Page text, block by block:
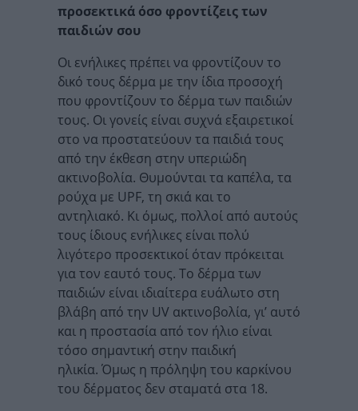
προσεκτικά όσο φροντίζεις των
παιδιών σου
Οι ενήλικες πρέπει να φροντίζουν το
δικό τους δέρμα με την ίδια προσοχή
που φροντίζουν το δέρμα των παιδιών
τους. Οι γονείς είναι συχνά εξαιρετικοί
στο να προστατεύουν τα παιδιά τους
από την έκθεση στην υπεριώδη
ακτινοβολία. Θυμούνται τα καπέλα, τα
ρούχα με UPF, τη σκιά και το
αντηλιακό. Κι όμως, πολλοί από αυτούς
τους ίδιους ενήλικες είναι πολύ
λιγότερο προσεκτικοί όταν πρόκειται
για τον εαυτό τους. Το δέρμα των
παιδιών είναι ιδιαίτερα ευάλωτο στη
βλάβη από την UV ακτινοβολία, γι’ αυτό
και η προστασία από τον ήλιο είναι
τόσο σημαντική στην παιδική
ηλικία. Όμως η πρόληψη του καρκίνου
του δέρματος δεν σταματά στα 18.